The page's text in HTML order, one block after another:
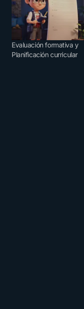
Evaluación formativa y
Planificación curricular